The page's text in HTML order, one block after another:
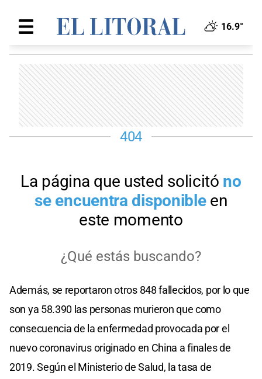
Además, se reportaron otros 848 fallecidos, por lo que
son ya 58.390 las personas murieron que como
consecuencia de la enfermedad provocada por el
nuevo coronavirus originado en China a finales de
2019. Según el Ministerio de Salud, la tasa de